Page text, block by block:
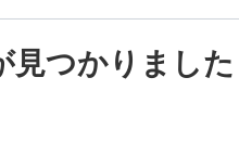
見つかりました